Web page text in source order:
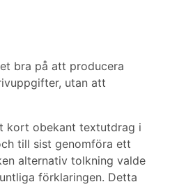
bra på att producera
utan att
kort obekant textutdrag i
till sist genomföra ett
alternativ tolkning valde
förklaringen. Detta